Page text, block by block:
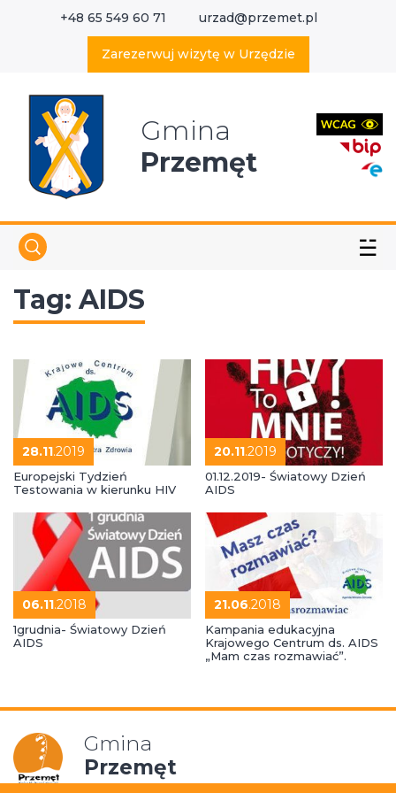
+48 65 549 60 71 urzad@przemet.pl
Zarezerwuj wizytę w Urzędzie
Gmina
Przemęt
☱
Tag: AIDS
28.11.2019
Europejski Tydzień
Testowania w kierunku HIV
20.11.2019
01.12.2019- Światowy Dzień
AIDS
06.11.2018
1grudnia- Światowy Dzień
AIDS
21.06.2018
Kampania edukacyjna
Krajowego Centrum ds. AIDS
„Mam czas rozmawiać”.
Gmina
Przemęt
Wyszukaj w serwisie